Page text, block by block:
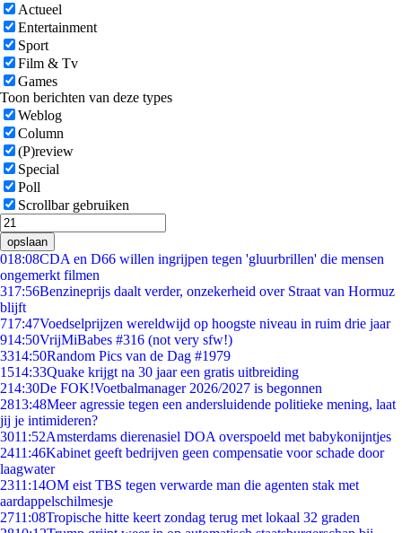
Actueel
Entertainment
Sport
Film & Tv
Games
Toon berichten van deze types
Weblog
Column
(P)review
Special
Poll
Scrollbar gebruiken
opslaan
018:08CDA en D66 willen ingrijpen tegen 'gluurbrillen' die mensen
ongemerkt filmen
317:56Benzineprijs daalt verder, onzekerheid over Straat van Hormuz
blijft
717:47Voedselprijzen wereldwijd op hoogste niveau in ruim drie jaar
914:50VrijMiBabes #316 (not very sfw!)
3314:50Random Pics van de Dag #1979
1514:33Quake krijgt na 30 jaar een gratis uitbreiding
214:30De FOK!Voetbalmanager 2026/2027 is begonnen
2813:48Meer agressie tegen een andersluidende politieke mening, laat
jij je intimideren?
3011:52Amsterdams dierenasiel DOA overspoeld met babykonijntjes
2411:46Kabinet geeft bedrijven geen compensatie voor schade door
laagwater
2311:14OM eist TBS tegen verwarde man die agenten stak met
aardappelschilmesje
2711:08Tropische hitte keert zondag terug met lokaal 32 graden